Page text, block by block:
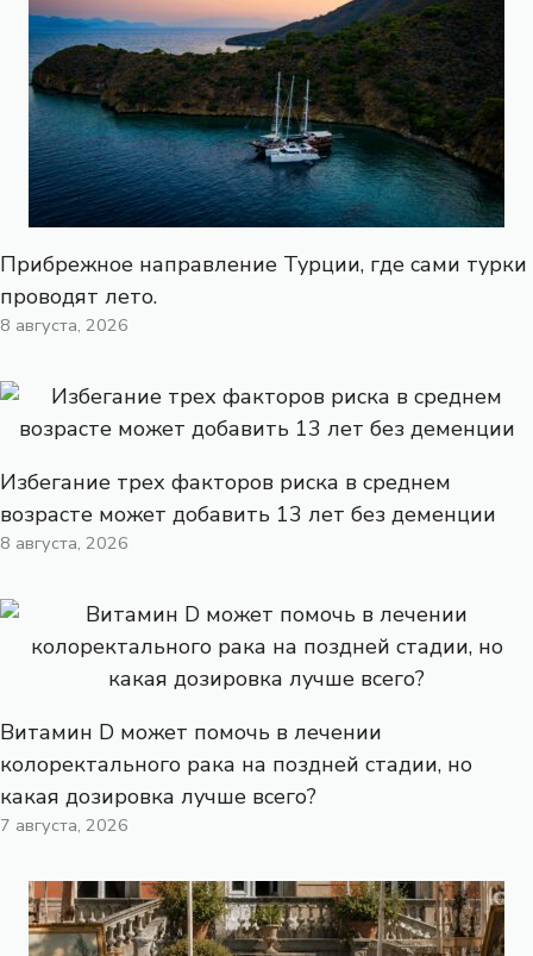
Прибрежное направление Турции, где сами турки
проводят лето.
8 августа, 2026
Избегание трех факторов риска в среднем
возрасте может добавить 13 лет без деменции
8 августа, 2026
Витамин D может помочь в лечении
колоректального рака на поздней стадии, но
какая дозировка лучше всего?
7 августа, 2026